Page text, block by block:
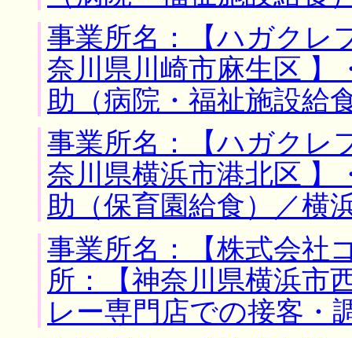
事業所名：【ハガクレ
奈川県川崎市麻生区 】
助（病院・福祉施設給
事業所名：【ハガクレ
奈川県横浜市港北区 】
助（保育園給食）／横
事業所名：【株式会社
所：【神奈川県横浜市
レー専門店での接客・